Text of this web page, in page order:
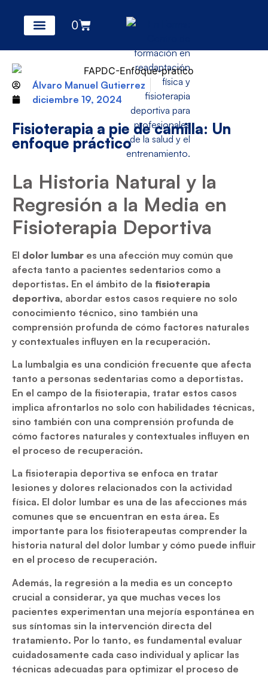
0
Álvaro Manuel Gutierrez
diciembre 19, 2024
Fisioterapia a pie de camilla: Un
enfoque práctico
La Historia Natural y la
Regresión a la Media en
Fisioterapia Deportiva
El dolor lumbar es una afección muy común que
afecta tanto a pacientes sedentarios como a
deportistas. En el ámbito de la fisioterapia
deportiva, abordar estos casos requiere no solo
conocimiento técnico, sino también una
comprensión profunda de cómo factores naturales
y contextuales influyen en la recuperación.
La lumbalgia es una condición frecuente que afecta
tanto a personas sedentarias como a deportistas.
En el campo de la fisioterapia, tratar estos casos
implica afrontarlos no solo con habilidades técnicas,
sino también con una comprensión profunda de
cómo factores naturales y contextuales influyen en
el proceso de recuperación.
La fisioterapia deportiva se enfoca en tratar
lesiones y dolores relacionados con la actividad
física. El dolor lumbar es una de las afecciones más
comunes que se encuentran en esta área. Es
importante para los fisioterapeutas comprender la
historia natural del dolor lumbar y cómo puede influir
en el proceso de recuperación.
Además, la regresión a la media es un concepto
crucial a considerar, ya que muchas veces los
pacientes experimentan una mejoría espontánea en
sus síntomas sin la intervención directa del
tratamiento. Por lo tanto, es fundamental evaluar
cuidadosamente cada caso individual y aplicar las
técnicas adecuadas para optimizar el proceso de